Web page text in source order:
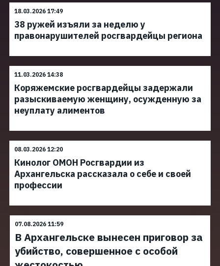
18.03.2026 17:49
38 ружей изъяли за неделю у
правонарушителей росгвардейцы региона
11.03.2026 14:38
Коряжемские росгвардейцы задержали
разыскиваемую женщину, осужденную за
неуплату алиментов
08.03.2026 12:20
Кинолог ОМОН Росгвардии из
Архангельска рассказала о себе и своей
профессии
07.08.2026 11:59
В Архангельске вынесен приговор за
убийство, совершенное с особой